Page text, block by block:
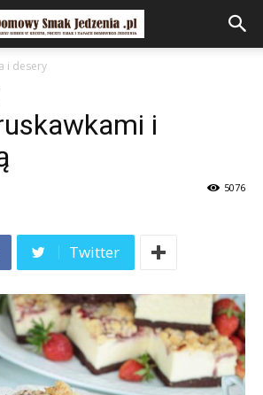
i desery
i
5076
Twitter